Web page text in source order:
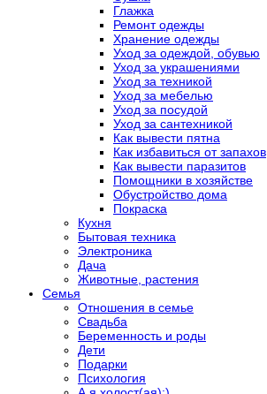
Глажка
Ремонт одежды
Хранение одежды
Уход за одеждой, обувью
Уход за украшениями
Уход за техникой
Уход за мебелью
Уход за посудой
Уход за сантехникой
Как вывести пятна
Как избавиться от запахов
Как вывести паразитов
Помощники в хозяйстве
Обустройство дома
Покраска
Кухня
Бытовая техника
Электроника
Дача
Животные, растения
Семья
Отношения в семье
Свадьба
Беременность и роды
Дети
Подарки
Психология